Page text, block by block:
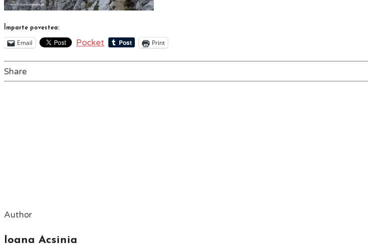
Împarte povestea:
Email Pocket Print
Share
Author
Ioana Acsinia